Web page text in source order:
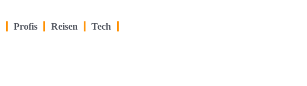
Profis Reisen Tech